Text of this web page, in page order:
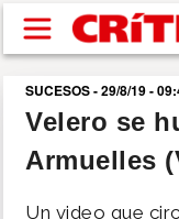
Pasar al contenido
buscar
SUCESOS
SUCESOS - 29/8/19 -
Velero se
Armuelles
Un video que